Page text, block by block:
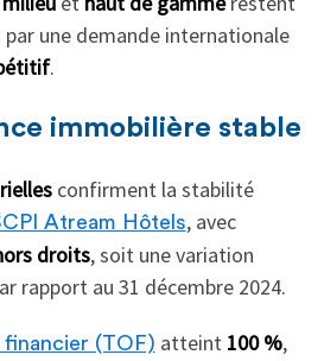
une demande internationale
.
immobilière stable
confirment la stabilité
Atream Hôtels, avec
droits, soit une variation
rapport au 31 décembre 2024.
financier (TOF) atteint 100 %,